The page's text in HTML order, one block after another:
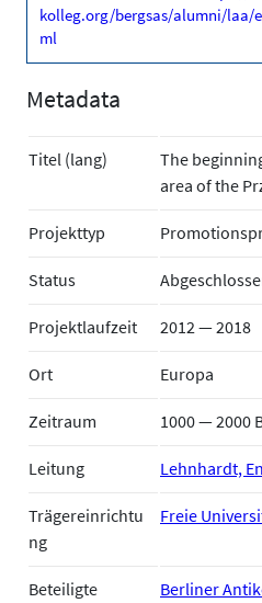
kolleg.org/bergsas/alumni/laa/
ml
Metadata
Titel (lang)
The
area of the
Projekttyp
Status
Projektlaufzeit 2012 — 2018
Ort Europa
Zeitraum 1000 — 2000
Leitung Lehnhardt,
Trägereinrichtu
ng
Freie
Beteiligte
Berliner